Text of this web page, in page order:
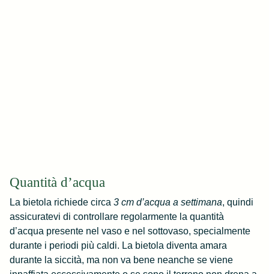
Quantità d’acqua
La bietola richiede circa 3 cm d’acqua a settimana, quindi
assicuratevi di controllare regolarmente la quantità
d’acqua presente nel vaso e nel sottovaso, specialmente
durante i periodi più caldi. La bietola diventa amara
durante la siccità, ma non va bene neanche se viene